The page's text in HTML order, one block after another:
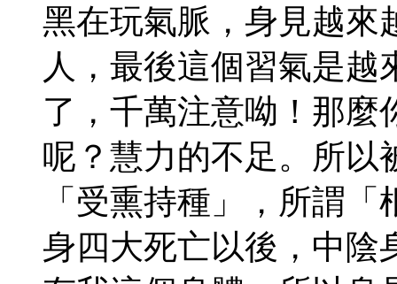
黑在玩氣脈，身見越來
人，最後這個習氣是
了，千萬注意呦！那麼
呢？慧力的不足。所以
「受熏持種」，所謂
身四大死亡以後，中陰